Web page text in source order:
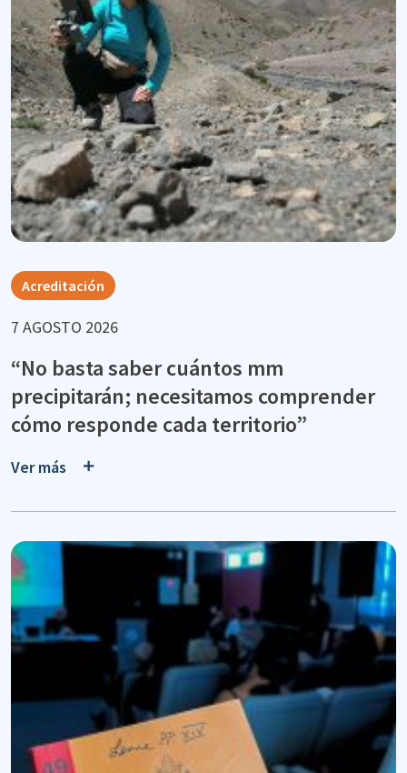
Acreditación
7 AGOSTO 2026
“No basta saber cuántos mm
precipitarán; necesitamos comprender
cómo responde cada territorio”
Ver más